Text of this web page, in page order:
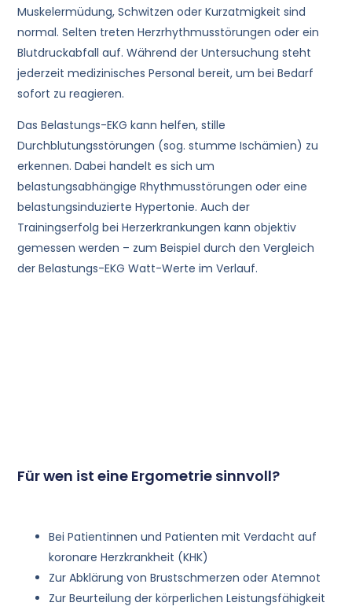
Muskelermüdung, Schwitzen oder Kurzatmigkeit sind
normal. Selten treten Herzrhythmusstörungen oder ein
Blutdruckabfall auf. Während der Untersuchung steht
jederzeit medizinisches Personal bereit, um bei Bedarf
sofort zu reagieren.
Das Belastungs-EKG kann helfen, stille
Durchblutungsstörungen (sog. stumme Ischämien) zu
erkennen. Dabei handelt es sich um
belastungsabhängige Rhythmusstörungen oder eine
belastungsinduzierte Hypertonie. Auch der
Trainingserfolg bei Herzerkrankungen kann objektiv
gemessen werden – zum Beispiel durch den Vergleich
der Belastungs-EKG Watt-Werte im Verlauf.
Für wen ist eine Ergometrie sinnvoll?
Bei Patientinnen und Patienten mit Verdacht auf
koronare Herzkrankheit (KHK)
Zur Abklärung von Brustschmerzen oder Atemnot
Zur Beurteilung der körperlichen Leistungsfähigkeit